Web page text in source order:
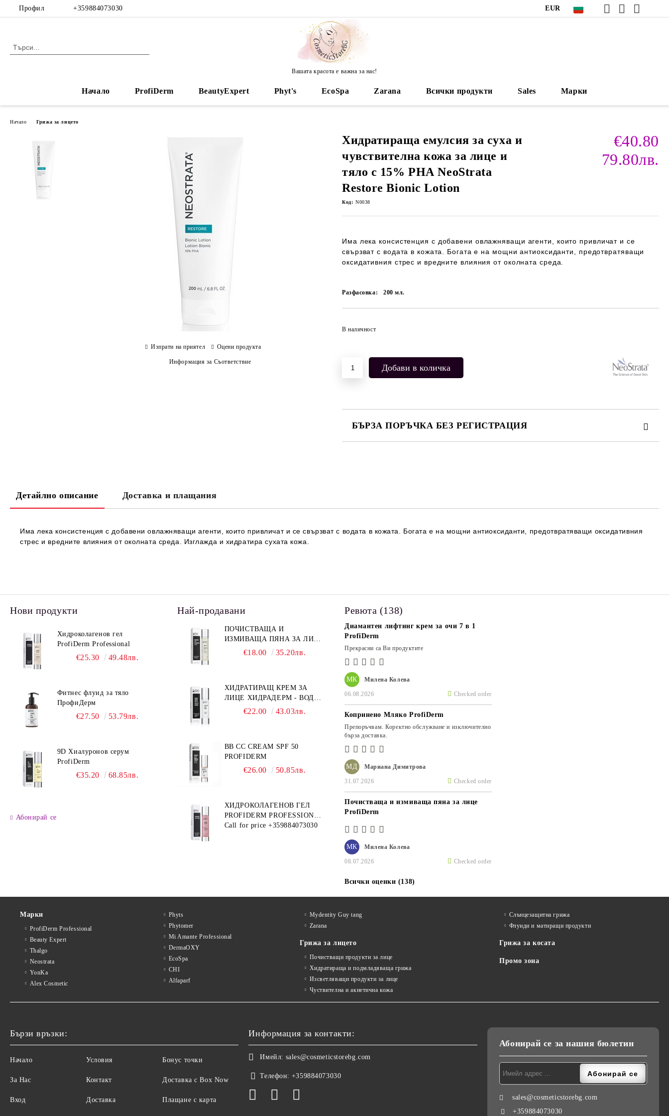
Профил +359884073030 EUR
Вашата красота е важна за нас!
Начало ProfiDerm BeautyExpert Phyt's EcoSpa Zarana Всички продукти Sales Марки
Начало Грижа за лицето
Хидратираща емулсия за суха и
чувствителна кожа за лице и
тяло с 15% PНА NeoStrata
Restore Bionic Lotion
€40.80
79.80лв.
Код: N0038
Има лека консистенция с добавени овлажняващи агенти, които привличат и се
свързват с водата в кожата. Богата е на мощни антиоксиданти, предотвратяващи
оксидативния стрес и вредните влияния от околната среда.
Разфасовка: 200мл.
В наличност
БЪРЗА ПОРЪЧКА БЕЗ РЕГИСТРАЦИЯ
Изпрати на приятел Оцени продукта
Информация за Съответствие
Детайлно описание Доставка и плащания
Има лека консистенция с добавени овлажняващи агенти, които привличат и се свързват с водата в кожата. Богата е на мощни антиоксиданти, предотвратяващи оксидативния
стрес и вредните влияния от околната среда. Изглажда и хидратира сухата кожа.
Нови продукти
Хидроколагенов гел
ProfiDerm Professional
€25.30 49.48лв.
Фитнес флуид за тяло
ПрофиДерм
€27.50 53.79лв.
9D Хиалуронов серум
ProfiDerm
€35.20 68.85лв.
Абонирай се
Най-продавани
ПОЧИСТВАЩА И
ИЗМИВАЩА ПЯНА ЗА ЛИЦЕ
PROFIDERM
€18.00 35.20лв.
ХИДРАТИРАЩ КРЕМ ЗА
ЛИЦЕ ХИДРАДЕРМ - ВОДЕН
МАГНИТ PROFIDERM
€22.00 43.03лв.
BB CC CREAM SPF 50
PROFIDERM
€26.00 50.85лв.
ХИДРОКОЛАГЕНОВ ГЕЛ
PROFIDERM PROFESSIONAL
– ПРОДУКТ ЗА ДЪЛБОКА
Call for price +359884073030
Ревюта (138)
МК Милена Колева
06.08.2026 Checked order
Диамантен лифтинг крем за очи 7 в 1
ProfiDerm
Прекрасни са Ви продуктите
МД Мариана Димитрова
31.07.2026 Checked order
Копринено Мляко ProfiDerm
Препоръчвам. Коректно обслужване и изключително
бърза доставка.
МК Милена Колева
08.07.2026 Checked order
Почистваща и измиваща пяна за лице
ProfiDerm
Всички оценки (138)
Марки
ProfiDerm Professional
Beauty Expert
Thalgo
Neostrata
YonKa
Alex Cosmetic
Phyts
Phytomer
Mi Amante Professional
DermaOXY
EcoSpa
CHI
Alfaparf
Mydentity Guy tang
Zarana
Грижа за лицето
Почистващи продукти за лице
Хидратираща и подмладяваща грижа
Изсветляващи продукти за лице
Чуствителна и акнетична кожа
Слънцезащитна грижа
Флуиди и матиращи продукти
Грижа за косата
Промо зона
Бързи връзки:
Начало
За Нас
Вход
Условия
Контакт
Доставка
Бонус точки
Доставка с Box Now
Плащане с карта
Информация за контакти:
Имейл: sales@cosmeticstorebg.com
Телефон: +359884073030
Абонирай се за нашия бюлетин
sales@cosmeticstorebg.com
+359884073030